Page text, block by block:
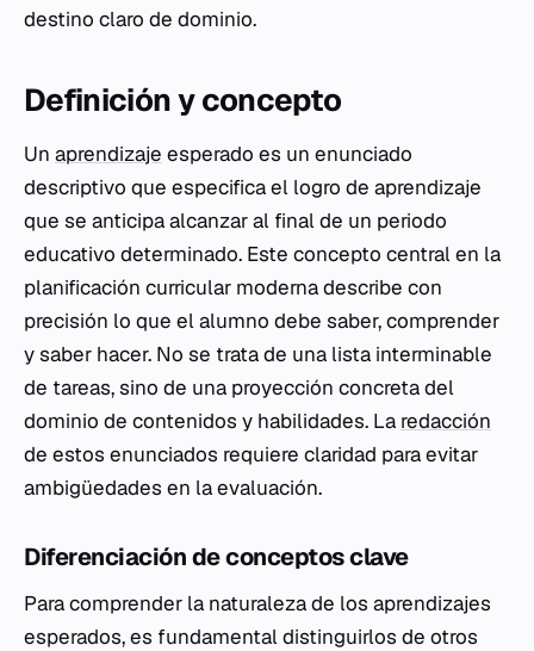
destino claro de dominio.
Definición y concepto
Un aprendizaje esperado es un enunciado
descriptivo que especifica el logro de aprendizaje
que se anticipa alcanzar al final de un periodo
educativo determinado. Este concepto central en la
planificación curricular moderna describe con
precisión lo que el alumno debe saber, comprender
y saber hacer. No se trata de una lista interminable
de tareas, sino de una proyección concreta del
dominio de contenidos y habilidades. La redacción
de estos enunciados requiere claridad para evitar
ambigüedades en la evaluación.
Diferenciación de conceptos clave
Para comprender la naturaleza de los aprendizajes
esperados, es fundamental distinguirlos de otros